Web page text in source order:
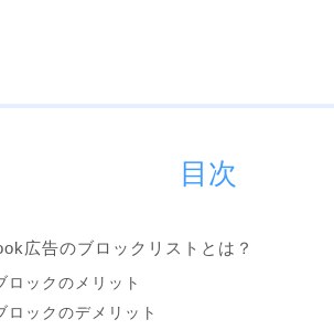
目次
広告のブロックリストとは？
ロックのメリット
ロックのデメリット